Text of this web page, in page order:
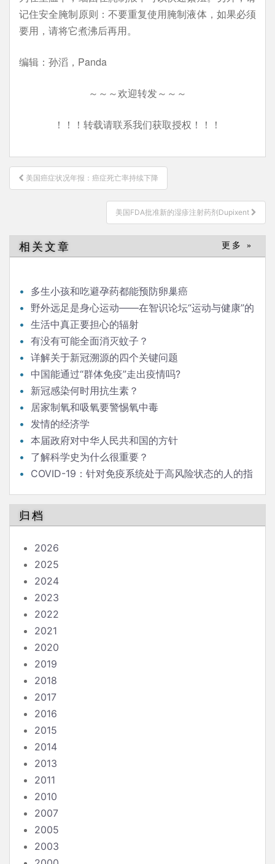
记住安全腌制原则：不要重复使用腌制液体，如果必须
要用，请将它煮沸后再用。
编辑：孙滔，Panda
～～～欢迎转发～～～
！！！转载请联系我们获取授权！！！
文
章
美国癌症状况年报：癌症死亡率持续下降
美国FDA批准新的湿疹注射药剂Dupixent
相关文章 更多 »
多生小孩和吃避孕药都能预防卵巢癌
野外远足是身心运动——在智识论坛“运动与健康”的
发言生活中真正要担心的辐射
有没有可能全面消灭蚊子？
详解关于新冠溯源的四个关键问题
中国能通过“群体免疫”走出疫情吗?
新冠感染何时用抗生素？
居家制氧和吸氧要警惕氧中毒
发情的经济学
本届政府对中华人民共和国的方针
了解科学史为什么很重要？
COVID-19：针对免疫系统处于高风险状态的人的指
归档
2026
2025
2024
2023
2022
2021
2020
2019
2018
2017
2016
2015
2014
2013
2011
2010
2007
2005
2003